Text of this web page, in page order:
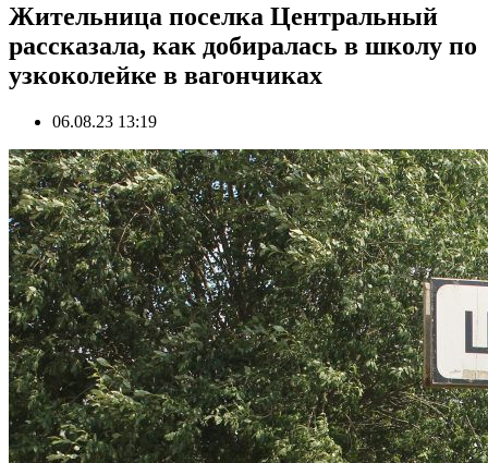
Жительница поселка Центральный
рассказала, как добиралась в школу по
узкоколейке в вагончиках
06.08.23 13:19